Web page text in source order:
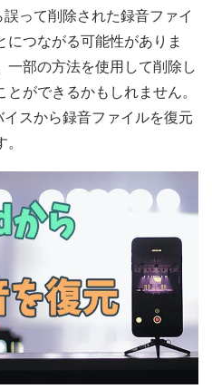
って削除された録音ファイ
つながる可能性がありま
部の方法を使用して削除し
ができるかもしれません。
スから録音ファイルを復元